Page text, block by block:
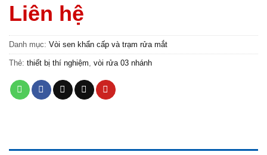
Liên hệ
Danh mục: Vòi sen khẩn cấp và trạm rửa mắt
Thẻ: thiết bị thí nghiệm vòi rửa 03 nhánh